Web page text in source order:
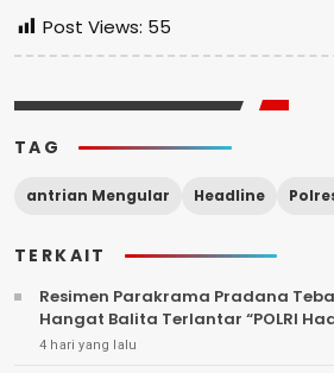
Post Views: 55
TAG
antrian Mengular Headline
TERKAIT
Resimen Parakrama Pradana
Hangat Balita Terlantar “POLRI
4 hari yang lalu